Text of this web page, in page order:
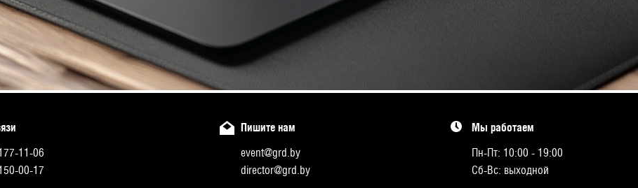
11-06
00-17
Пишите нам
event@grd.by
director@grd.by
Мы работаем
Пн-Пт: 10:00 - 19:00
Сб-Вс: выходной